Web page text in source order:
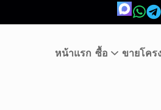
หน้าแรก ซื้อ ขายโคร